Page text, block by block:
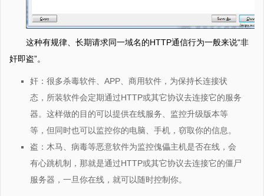
这种有规律、长期请求同一域名的HTTP通信行为一般来说“非
奸即盗”。
奸：很多杀毒软件、APP、商用软件，为保持长连接状
态，所装软件会定期通过HTTP或其它协议去连接它的服务
器。这样做的目的可以提供在线服务、监控升级版本等
等，但同时也可以监控你的电脑、手机，窃取你的信息。
盗：木马、病毒等恶意软件为监控傀儡主机是否在线，会
有心跳机制，那就是通过HTTP或其它协议去连接它的僵尸
服务器，一旦你在线，就可以随时控制你。